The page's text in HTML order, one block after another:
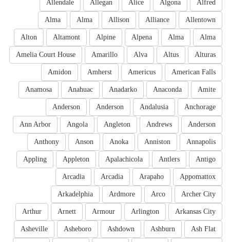
Alfred
Algona
Alice
Allegan
Allendale
Allentown
Alliance
Allison
Alma
Alma
Alma
Alma
Alpena
Alpine
Altamont
Alton
Alturas
Altus
Alva
Amarillo
Amelia Court House
American Falls
Americus
Amherst
Amidon
Amite
Anaconda
Anadarko
Anahuac
Anamosa
Anchorage
Andalusia
Anderson
Anderson
Anderson
Andrews
Angleton
Angola
Ann Arbor
Annapolis
Anniston
Anoka
Anson
Anthony
Antigo
Antlers
Apalachicola
Appleton
Appling
Appomattox
Arapaho
Arcadia
Arcadia
Archer City
Arco
Ardmore
Arkadelphia
Arkansas City
Arlington
Armour
Arnett
Arthur
Ash Flat
Ashburn
Ashdown
Asheboro
Asheville